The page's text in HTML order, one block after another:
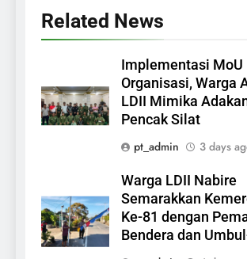
Related News
Implementasi MoU
Organisasi, Warga
LDII Mimika
Pencak Silat
pt_admin
3 days
Warga LDII Nabire
Semarakkan
Ke-81 dengan
Bendera dan